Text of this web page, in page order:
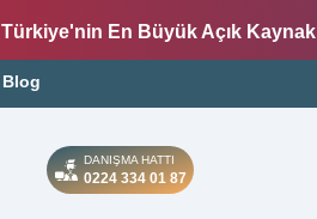
Türkiye'nin En Büyük Açık
Blog
DANIŞMA HATTI
0224 334 01 87